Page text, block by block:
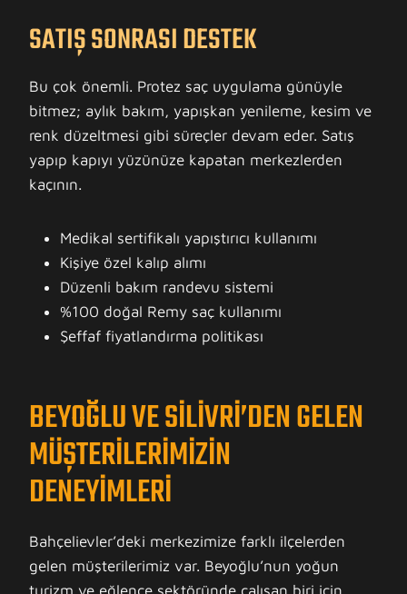
SATIŞ SONRASI DESTEK
Bu çok önemli. Protez saç uygulama günüyle
bitmez; aylık bakım, yapışkan yenileme, kesim ve
renk düzeltmesi gibi süreçler devam eder. Satış
yapıp kapıyı yüzünüze kapatan merkezlerden
kaçının.
Medikal sertifikalı yapıştırıcı kullanımı
Kişiye özel kalıp alımı
Düzenli bakım randevu sistemi
%100 doğal Remy saç kullanımı
Şeffaf fiyatlandırma politikası
BEYOĞLU VE SILIVRI’DEN GELEN
MÜŞTERILERIMIZIN
DENEYIMLERI
Bahçelievler’deki merkezimize farklı ilçelerden
gelen müşterilerimiz var. Beyoğlu’nun yoğun
turizm ve eğlence sektöründe çalışan biri için